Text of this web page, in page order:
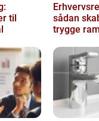
til
sådan
trygge